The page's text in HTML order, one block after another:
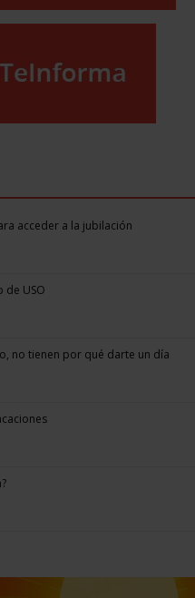
acceder a la jubilación
de USO
no tienen por qué darte un día